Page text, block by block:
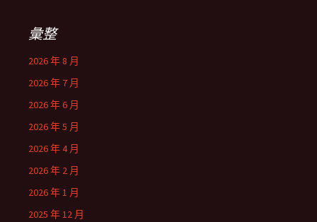
彙整
2026 年 8 月
2026 年 7 月
2026 年 6 月
2026 年 5 月
2026 年 4 月
2026 年 2 月
2026 年 1 月
2025 年 12 月